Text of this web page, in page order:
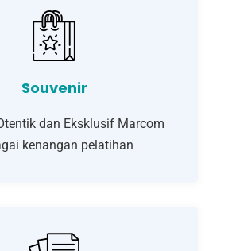
Souvenir
dan Eksklusif Marcom
kenangan pelatihan